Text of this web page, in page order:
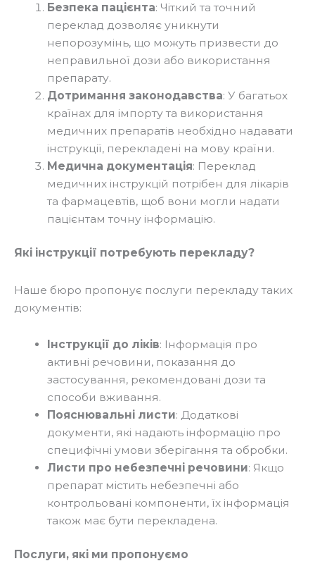
Безпека пацієнта: Чіткий та точний
переклад дозволяє уникнути
непорозумінь, що можуть призвести до
неправильної дози або використання
препарату.
Дотримання законодавства: У багатьох
країнах для імпорту та використання
медичних препаратів необхідно надавати
інструкції, перекладені на мову країни.
Медична документація: Переклад
медичних інструкцій потрібен для лікарів
та фармацевтів, щоб вони могли надати
пацієнтам точну інформацію.
Які інструкції потребують перекладу?
Наше бюро пропонує послуги перекладу таких
документів:
Інструкції до ліків: Інформація про
активні речовини, показання до
застосування, рекомендовані дози та
способи вживання.
Пояснювальні листи: Додаткові
документи, які надають інформацію про
специфічні умови зберігання та обробки.
Листи про небезпечні речовини: Якщо
препарат містить небезпечні або
контрольовані компоненти, їх інформація
також має бути перекладена.
Послуги, які ми пропонуємо